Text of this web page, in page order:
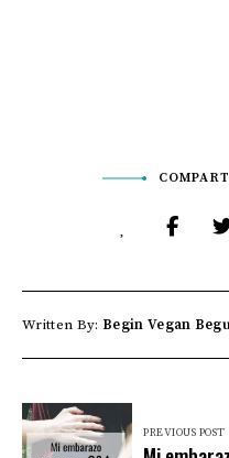
Written By: Begin Vegan
PREVIOUS POST